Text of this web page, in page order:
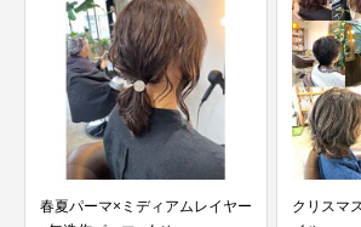
春夏パーマ×ミディアムレイヤー
クリスマ